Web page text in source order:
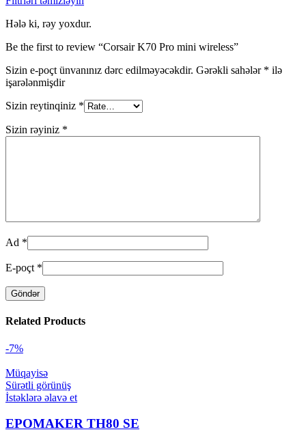
Hələ ki, rəy yoxdur.
Be the first to review “Corsair K70 Pro mini wireless”
Sizin e-poçt ünvanınız dərc edilməyəcəkdir. Gərəkli sahələr * ilə
işarələnmişdir
Sizin reytinqiniz *
Sizin rəyiniz *
Ad *
E-poçt *
Related Products
-7%
Müqayisə
Sürətli görünüş
İstəklərə əlavə et
EPOMAKER TH80 SE